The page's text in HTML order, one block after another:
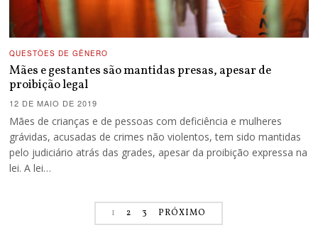
QUESTÕES DE GÊNERO
Mães e gestantes são mantidas presas, apesar de
proibição legal
12 DE MAIO DE 2019
Mães de crianças e de pessoas com deficiência e mulheres
grávidas, acusadas de crimes não violentos, tem sido mantidas
pelo judiciário atrás das grades, apesar da proibição expressa na
lei. A lei…
1 2 3 PRÓXIMO